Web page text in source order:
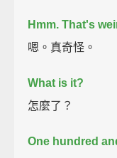
Hmm. That's
嗯。真奇怪。
What is it?
怎麼了？
One hundred